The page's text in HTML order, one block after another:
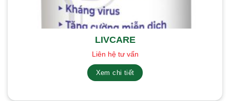
LIVCARE
Liên hệ tư vấn
Xem chi tiết